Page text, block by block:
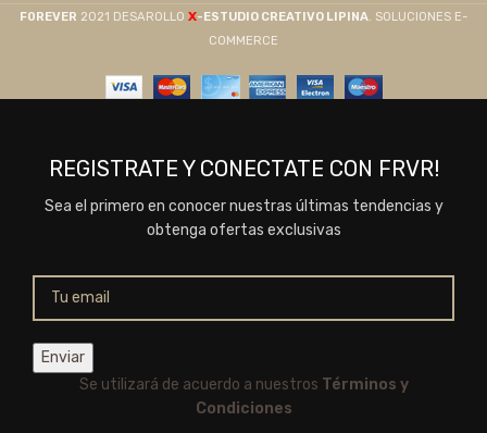
F0REVER 2021 DESAROLLO X-ESTUDIO CREATIVO LIPINA. SOLUCIONES E-
COMMERCE
REGISTRATE Y CONECTATE CON FRVR!
Sea el primero en conocer nuestras últimas tendencias y
obtenga ofertas exclusivas
Se utilizará de acuerdo a nuestros Términos y
Condiciones